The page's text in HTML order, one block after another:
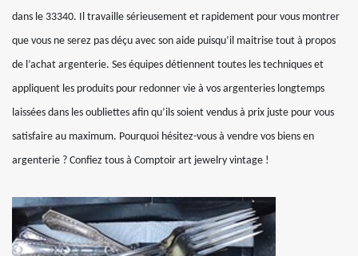
dans le 33340. Il travaille sérieusement et rapidement pour vous montrer
que vous ne serez pas déçu avec son aide puisqu’il maitrise tout à propos
de l’achat argenterie. Ses équipes détiennent toutes les techniques et
appliquent les produits pour redonner vie à vos argenteries longtemps
laissées dans les oubliettes afin qu’ils soient vendus à prix juste pour vous
satisfaire au maximum. Pourquoi hésitez-vous à vendre vos biens en
argenterie ? Confiez tous à Comptoir art jewelry vintage !